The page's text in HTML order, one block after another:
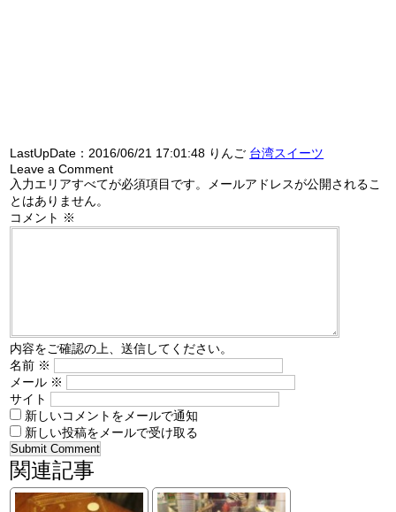
LastUpDate：2016/06/21 17:01:48 りんご 台湾スイーツ
Leave a Comment
入力エリアすべてが必須項目です。メールアドレスが公開されるこ
とはありません。
コメント ※
内容をご確認の上、送信してください。
名前 ※
メール ※
サイト
新しいコメントをメールで通知
新しい投稿をメールで受け取る
関連記事